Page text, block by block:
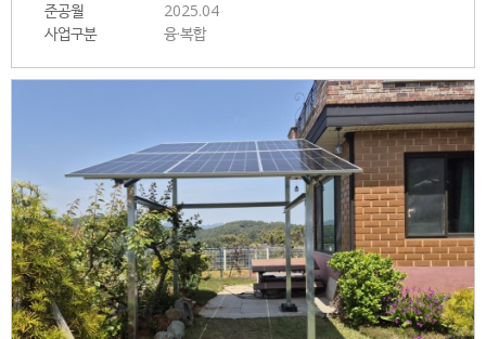
준공월
2025.04
사업구분
융·복합